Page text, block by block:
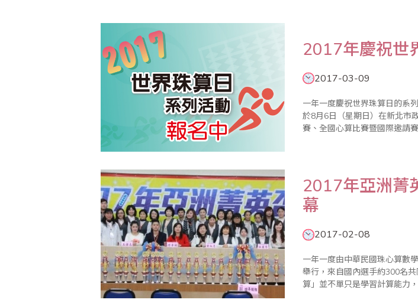
2017年慶祝世
2017-03-09
一年一度慶祝世界珠算日的系
於8月6日（星期日）在新北市
賽、全國心算比賽暨國際邀請
2017年亞洲菁
幕
2017-02-08
一年一度由中華民國珠心算數
舉行，來自國內選手約300名共同參賽，過程圓滿順利。
算」並不單只是學習計算能力